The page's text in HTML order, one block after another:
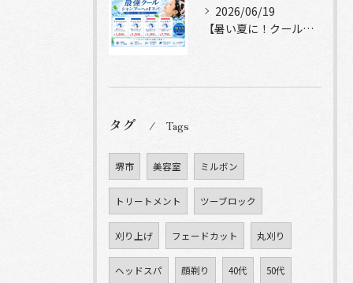
2026/06/19
【暑い夏に！クールシャンプーヘッドスパ】
タグ Tags
堺市 美容室 ミルボン
トリートメント ツーブロック
刈り上げ フェードカット 丸刈り
ヘッドスパ 顔剃り 40代 50代